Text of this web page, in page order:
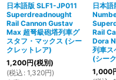
日本語版 SLF1-JP011
Superdreadnought
Rail Cannon Gustav
Max 超弩級砲塔列車グ
スタフ・マックス (シー
クレットレア)
1,200円(税別)
(税込 : 1,320円)
日本
Rail
Dora
列車ス
(シー
1,000